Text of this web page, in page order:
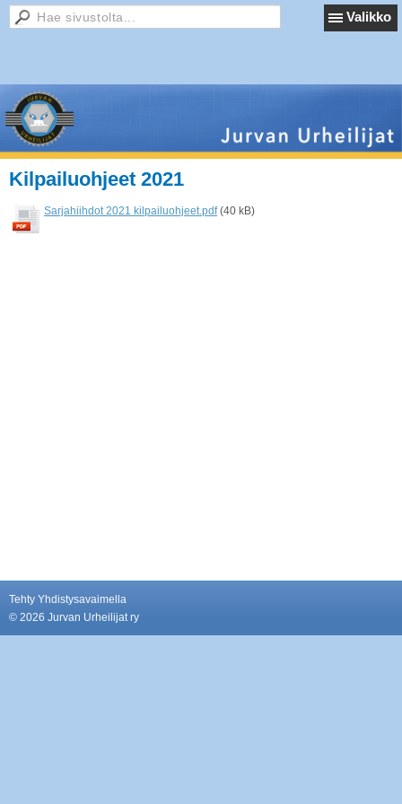
Valikko
Kilpailuohjeet 2021
Sarjahiihdot 2021 kilpailuohjeet.pdf (40 kB)
Tehty Yhdistysavaimella
© 2026 Jurvan Urheilijat ry